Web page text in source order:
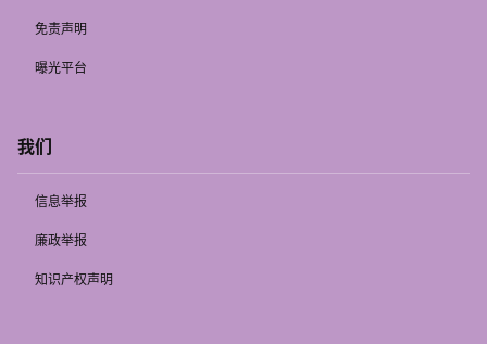
免责声明
曝光平台
我们
信息举报
廉政举报
知识产权声明